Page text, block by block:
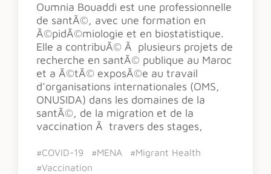
Oumnia Bouaddi est une professionnelle
de santÃ©, avec une formation en
Ã©pidÃ©miologie et en biostatistique.
Elle a contribuÃ© Ã plusieurs projets de
recherche en santÃ© publique au Maroc
et a Ã©tÃ© exposÃ©e au travail
d’organisations internationales (OMS,
ONUSIDA) dans les domaines de la
santÃ©, de la migration et de la
vaccination Ã travers des stages,
#COVID-19 #MENA
#Migrant Health
#Vaccination